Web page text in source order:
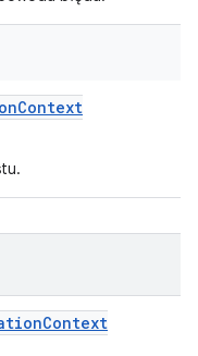
Context
Context